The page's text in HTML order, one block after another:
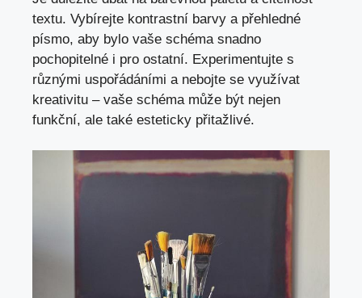
textu. Vybírejte‍ kontrastní barvy a přehledné
písmo, aby bylo ⁢vaše schéma snadno
pochopitelné i pro⁤ ostatní. ⁢Experimentujte s
různými uspořádáními a nebojte se využívat
kreativitu​ –⁣ vaše schéma může být nejen
funkční, ale ⁣také ​esteticky přitažlivé.